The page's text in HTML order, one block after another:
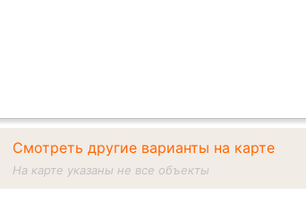
Смотреть другие варианты на карте
На карте указаны не все объекты